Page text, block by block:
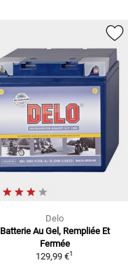
Delo
Batterie Au Gel, Rempliée Et
Fermée
129,99 €1